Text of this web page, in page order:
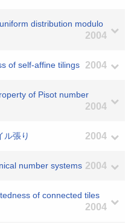
distribution modulo
2004
of self-affine tilings 2004
of Pisot number
2004
ル張り 2004
number systems 2004
of connected tiles
2004